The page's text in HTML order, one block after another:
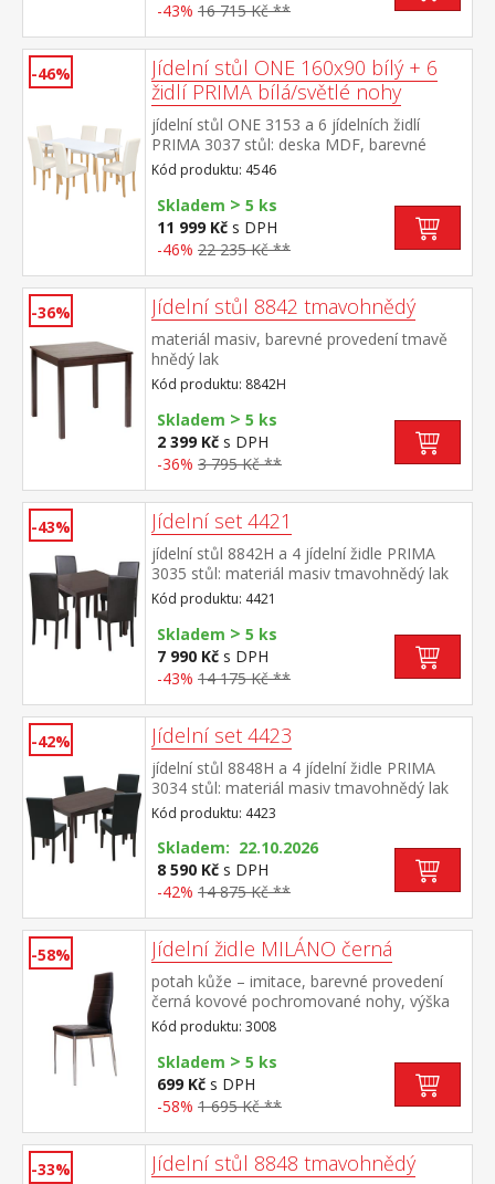
stolu (š/h/v) 140 × 90 × 74 cm rozměr židle
-43% 16 715 Kč **
-46%
Jídelní stůl ONE 160x90 bílý + 6
židlí PRIMA bílá/světlé nohy
jídelní stůl ONE 3153 a 6 jídelních židlí
PRIMA 3037 stůl: deska MDF, barevné
provedení bílá kovová konstrukce, barevné
provedení bílá kulaté nohy, materiál masiv
buk židle: potah kůže – imitace, barevné
provedení bílá nohy masiv čirý lak, výška
sedu 47 cm rozměr stolu (š/h/v) 160 × 90 ×
Kód produktu: 4546
Skladem > 5 ks
11 999 Kč s DPH
-46% 22 235 Kč **
-36% Jídelní stůl 8842 tmavohnědý
materiál masiv, barevné provedení tmavě
hnědý lak
Kód produktu: 8842H
Skladem > 5 ks
2 399 Kč s DPH
-36% 3 795 Kč **
-43% Jídelní set 4421
jídelní stůl 8842H a 4 jídelní židle PRIMA
3035 stůl: materiál masiv tmavohnědý lak
židle: nohy materiál masiv, barevné
provedení tmavě hnědý lak potah kůže –
imitace, barevné provedení hnědá, výška
sedu 47 cm rozměr stolu (š/h/v) 75 × 75 ×
73 cm rozměr židle (š/h/v) 45 × 55 × 90 cm
Kód produktu: 4421
Skladem > 5 ks
7 990 Kč s DPH
-43% 14 175 Kč **
-42% Jídelní set 4423
jídelní stůl 8848H a 4 jídelní židle PRIMA
3034 stůl: materiál masiv tmavohnědý lak
židle: nohy materiál masiv, barevné
provedení tmavě hnědý lak potah kůže –
imitace, barevné provedení černá, výška
sedu 47 cm rozměr stolu (š/h/v) 118 × 75 ×
73 cm rozměr židle (š/h/v) 45 × 55 × 90 cm
Kód produktu: 4423
Skladem: 22.10.2026
8 590 Kč s DPH
-42% 14 875 Kč **
-58% Jídelní židle MILÁNO černá
potah kůže – imitace, barevné provedení
černá kovové pochromované nohy, výška
sedu 46 cm
Kód produktu: 3008
Skladem > 5 ks
699 Kč s DPH
-58% 1 695 Kč **
-33% Jídelní stůl 8848 tmavohnědý